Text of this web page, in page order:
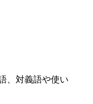
、対義語や使い